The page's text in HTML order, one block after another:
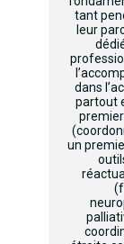
tant
leur
dans
partout
un